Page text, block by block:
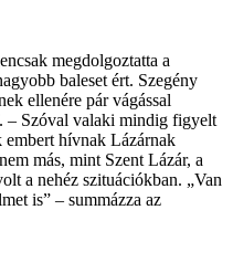
megdolgoztatta a
baleset ért. Szegény
ellenére pár vágással
– Szóval valaki mindig figyelt
embert hívnak Lázárnak
más, mint Szent Lázár, a
a nehéz szituációkban. „Van
is” – summázza az